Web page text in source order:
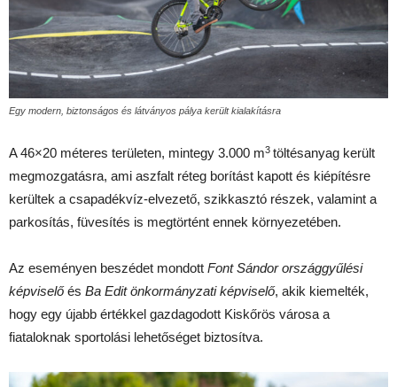
Egy modern, biztonságos és látványos pálya került kialakításra
A 46×20 méteres területen, mintegy 3.000 m3 töltésanyag került
megmozgatásra, ami aszfalt réteg borítást kapott és kiépítésre
kerültek a csapadékvíz-elvezető, szikkasztó részek, valamint a
parkosítás, füvesítés is megtörtént ennek környezetében.
Az eseményen beszédet mondott Font Sándor országgyűlési
képviselőés Ba Edit önkormányzati képviselő, akik kiemelték,
hogy egy újabb értékkel gazdagodott Kiskőrös városa a
fiataloknak sportolási lehetőséget biztosítva.